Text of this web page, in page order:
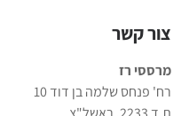
צור קשר
מרססי רז
רח' פנחס שלמה בן דוד 10